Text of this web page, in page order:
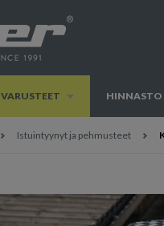
VARUSTEET HINNASTO
Istuintyynyt ja pehmusteet